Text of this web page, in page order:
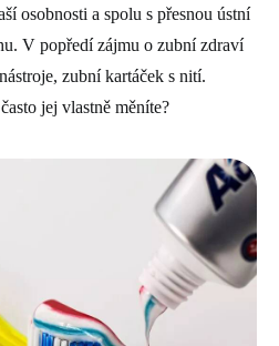
osobnosti a spolu s přesnou ústní
V popředí zájmu o zubní zdraví
zubní kartáček s nití.
jej vlastně měníte?